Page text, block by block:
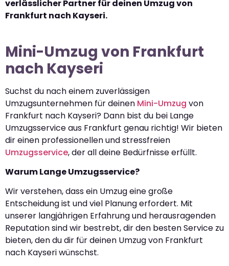
verlässlicher Partner für deinen Umzug von
Frankfurt nach Kayseri.
Mini-Umzug von Frankfurt
nach Kayseri
Suchst du nach einem zuverlässigen
Umzugsunternehmen für deinen Mini-Umzug von
Frankfurt nach Kayseri? Dann bist du bei Lange
Umzugsservice aus Frankfurt genau richtig! Wir bieten
dir einen professionellen und stressfreien
Umzugsservice, der all deine Bedürfnisse erfüllt.
Warum Lange Umzugsservice?
Wir verstehen, dass ein Umzug eine große
Entscheidung ist und viel Planung erfordert. Mit
unserer langjährigen Erfahrung und herausragenden
Reputation sind wir bestrebt, dir den besten Service zu
bieten, den du dir für deinen Umzug von Frankfurt
nach Kayseri wünschst.